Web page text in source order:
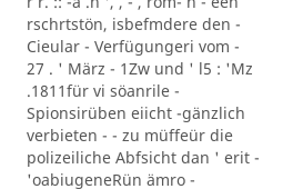
rschrtstön, isbefmdere den -
Cieular - Verfügungeri vom -
27 . ' März - 1Zw und ' l5 : 'Mz
.1811für vi söanrile -
Spionsirüben eiicht -gänzlich
verbieten - - zu müffeür die
polizeiliche Abfsicht dan ' erit -
'oabiugeneRün ämro -